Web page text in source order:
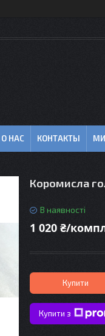
О НАС КОНТАКТЫ
Коромисла
В наявності
1 020 ₴/
Купити
Купити з